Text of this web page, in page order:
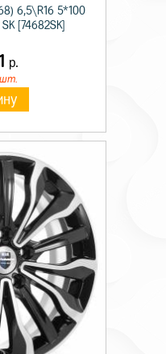
6,5\R16 5*100
[74682SK]
р.